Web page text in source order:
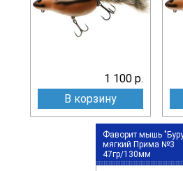
1 100 р.
В корзину
Фаворит мышь
мягкий Прима №3
47гр/130мм